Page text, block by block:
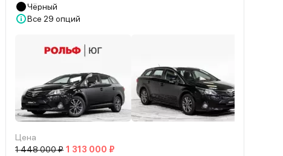
Чёрный
Все 29 опций
Цена
1 448 000 ₽ 1 313 000 ₽